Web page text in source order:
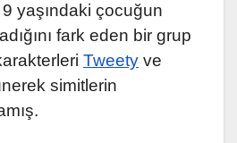
yaşındaki çocuğun
fark eden bir grup
Tweety ve
simitlerin